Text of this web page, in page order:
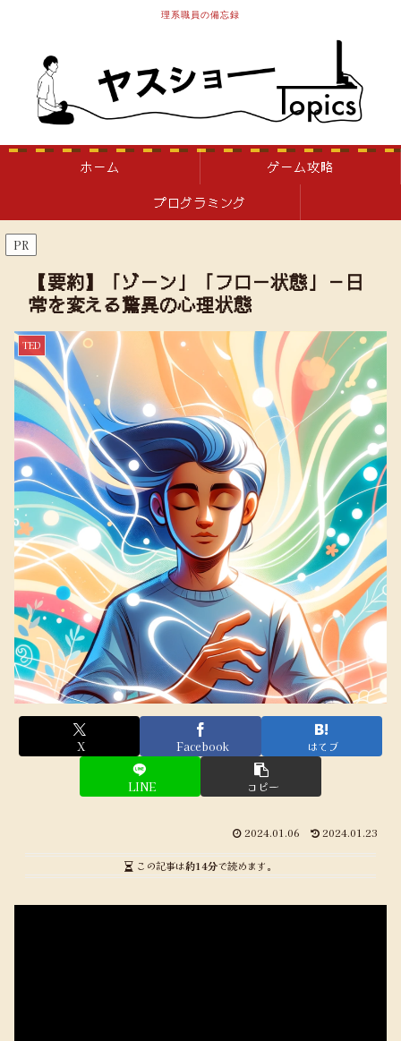
理系職員の備忘録
ホーム
ゲーム攻略
プログラミング
PR
【要約】「ゾーン」「フロー状態」－日
常を変える驚異の心理状態
TED
X Facebook はてブ
LINE コピー
2024.01.06 2024.01.23
この記事は約14分で読めます。